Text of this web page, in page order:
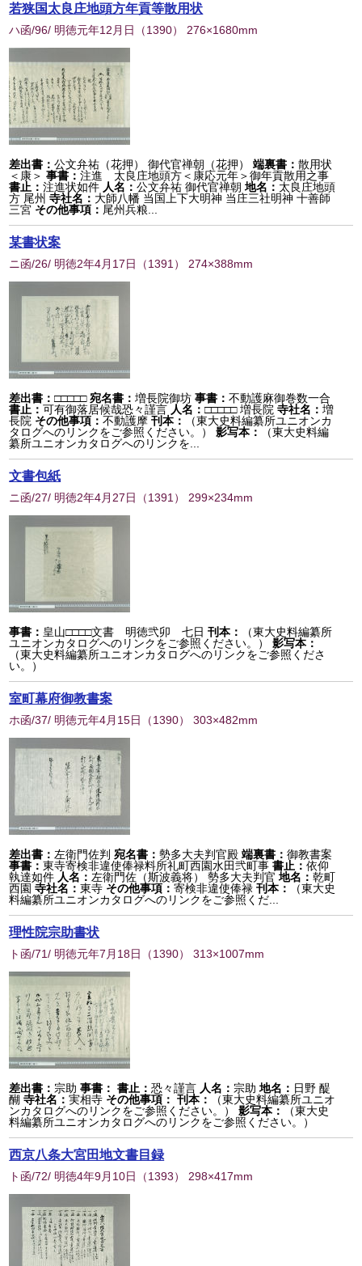
若狭国太良庄地頭方年貢等散用状
ハ函/96/ 明徳元年12月日 （1390） 276×1680mm
差出書：公文弁祐（花押） 御代官禅朝（花押） 端裏書：散用状
＜康＞ 事書：注進 太良庄地頭方＜康応元年＞御年貢散用之事
書止：注進状如件 人名：公文弁祐 御代官禅朝 地名： 太良庄地頭
方 尾州 寺社名： 大師八幡 当国上下大明神 当庄三社明神 十善師
三宮 その他事項： 尾州兵粮...
某書状案
ニ函/26/ 明徳2年4月17日 （1391 ） 274×388mm
差出書：□□□□□ 宛名書：増長院御坊 事書：不動護麻御巻数一合
書止：可有御落居候哉恐々謹言 人名：□□□□□ 増長院 寺社名：増
長院 その他事項：不動護摩 刊本：
（東大史料編纂所ユニオンカ
タログへのリンクをご参照ください。）
影写本：
（東大史料編
纂所ユニオンカタログへのリンクを...
文書包紙
ニ函/27/ 明徳2年4月27日 （1391 ） 299×234mm
事書： 皇山□□□□文書 明徳弐卯 七日刊本：
（東大史料編纂所
ユニオンカタログへのリンクをご参照ください。）
影写本：
（東大史料編纂所ユニオンカタログへのリンクをご参照くださ
い。）
室町幕府御教書案
ホ函/37/ 明徳元年4月15日 （1390） 303×482mm
差出書： 左衛門佐判 宛名書：勢多大夫判官殿 端裏書：御教書案
事書：東寺寄検非違使俸禄料所礼町西園水田弐町事 書止：依仰
執達如件 人名： 左衛門佐（斯波義将） 勢多大夫判官 地名：乾町
西園 寺社名：東寺 その他事項：寄検非違使俸禄 刊本：
（東大史
料編纂所ユニオンカタログへのリンクをご参照くだ...
理性院宗助書状
ト函/71/ 明徳元年7月18日 （1390） 313×1007mm
差出書： 宗助 事書： 書止：恐々謹言 人名： 宗助 地名： 日野 醍
醐 寺社名：実相寺 その他事項： 刊本：
（東大史料編纂所ユニオ
ンカタログへのリンクをご参照ください。）
影写本：
（東大史
料編纂所ユニオンカタログへのリンクをご参照ください。）
西京八条大宮田地文書目録
ト函/72/ 明徳4年9月10日 （1393） 298×417mm